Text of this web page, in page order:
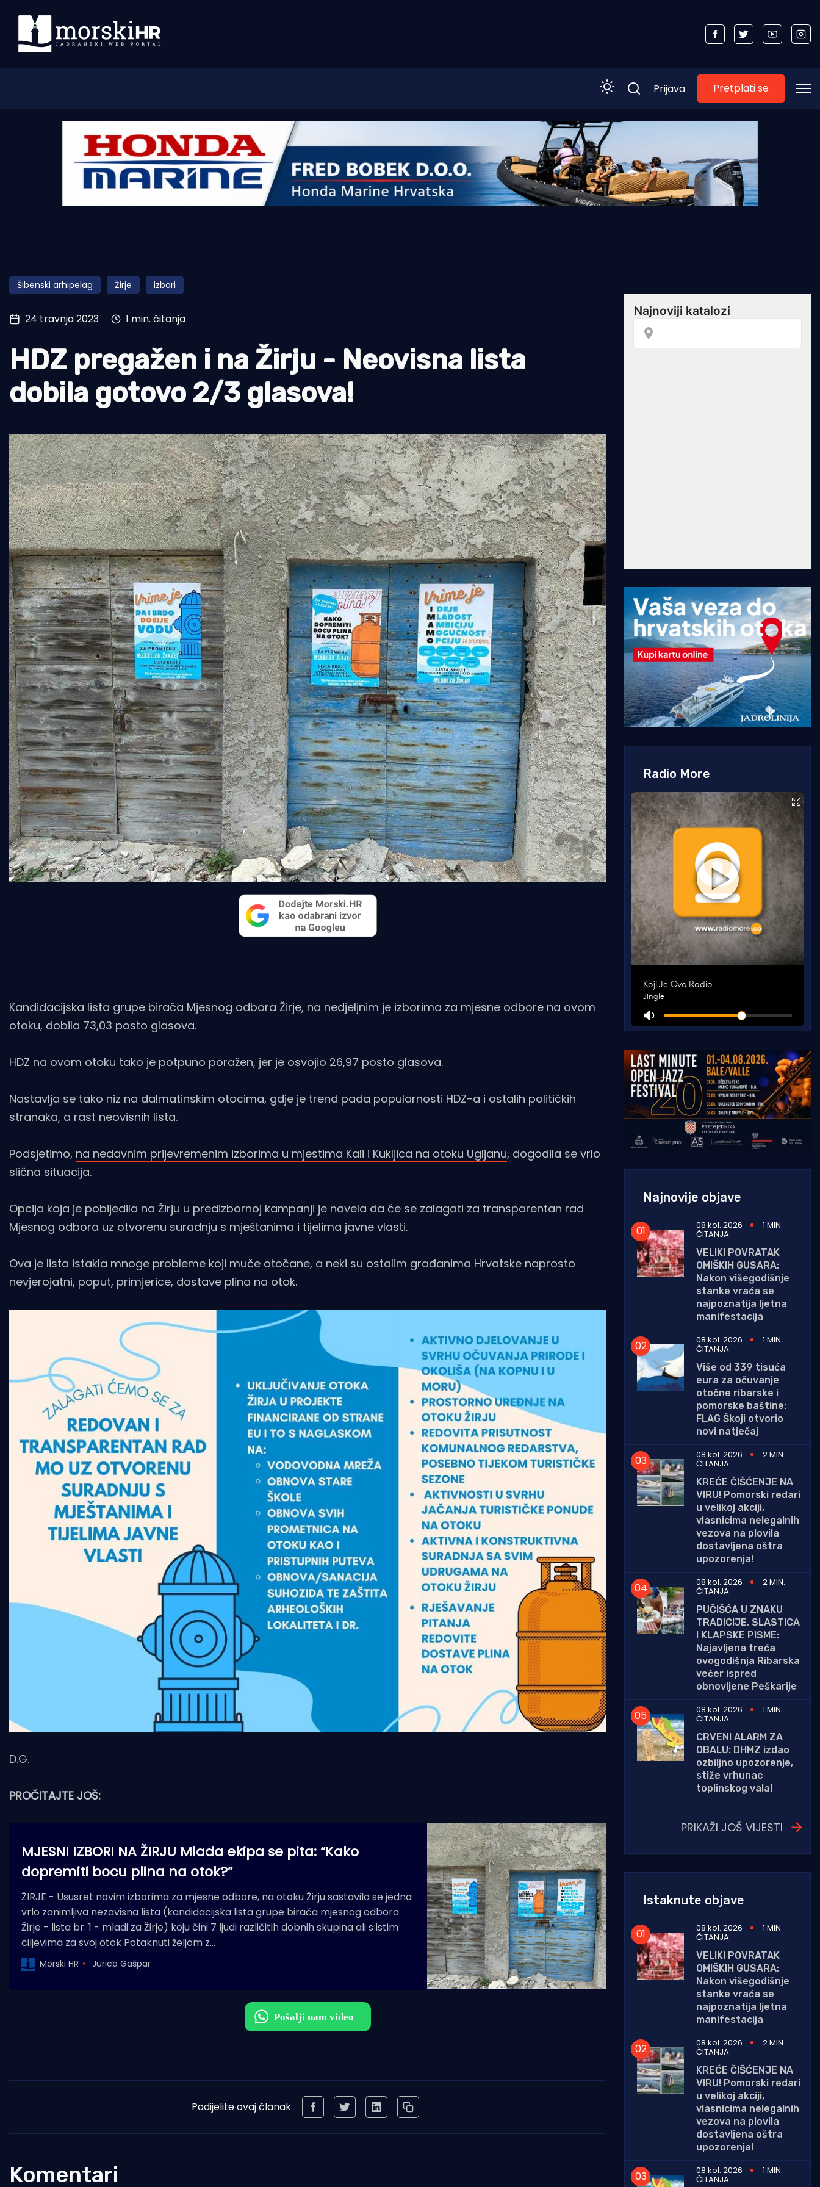
Morski plus
Pomorstvo
Ribolov
Tradicija i kultura
Prijava Pretplati se
Šibenski arhipelag Žirje izbori
24 travnja 2023 1 min. čitanja
HDZ pregažen i na Žirju - Neovisna lista
dobila gotovo 2/3 glasova!
Kandidacijska lista grupe birača Mjesnog odbora Žirje, na nedjeljnim je izborima za mjesne odbore na ovom
otoku, dobila 73,03 posto glasova.
HDZ na ovom otoku tako je potpuno poražen, jer je osvojio 26,97 posto glasova.
Nastavlja se tako niz na dalmatinskim otocima, gdje je trend pada popularnosti HDZ-a i ostalih političkih
stranaka, a rast neovisnih lista.
Podsjetimo, na nedavnim prijevremenim izborima u mjestima Kali i Kukljica na otoku Ugljanu, dogodila se vrlo
slična situacija.
Opcija koja je pobijedila na Žirju u predizbornoj kampanji je navela da će se zalagati za transparentan rad
Mjesnog odbora uz otvorenu suradnju s mještanima i tijelima javne vlasti.
Ova je lista istakla mnoge probleme koji muče otočane, a neki su ostalim građanima Hrvatske naprosto
nevjerojatni, poput, primjerice, dostave plina na otok.
D.G.
PROČITAJTE JOŠ:
MJESNI IZBORI NA ŽIRJU Mlada ekipa se pita: “Kako
dopremiti bocu plina na otok?”
ŽIRJE - Ususret novim izborima za mjesne odbore, na otoku Žirju sastavila se jedna
vrlo zanimljiva nezavisna lista (kandidacijska lista grupe birača mjesnog odbora
Žirje - lista br. 1 - mladi za Žirje) koju čini 7 ljudi različitih dobnih skupina ali s istim
ciljevima za svoj otok Potaknuti željom z…
Morski HR Jurica Gašpar
Podijelite ovaj članak
Komentari
Radio More
Najnovije objave
08 kol. 2026 1 MIN.
ČITANJA
VELIKI POVRATAK
OMIŠKIH GUSARA:
Nakon višegodišnje
stanke vraća se
najpoznatija ljetna
manifestacija
08 kol. 2026
1 MIN.
ČITANJA
Više od 339 tisuća
eura za očuvanje
otočne ribarske i
pomorske baštine:
FLAG Škoji otvorio
novi natječaj
08 kol. 2026
2 MIN.
ČITANJA
KREĆE ČIŠĆENJE NA
VIRU! Pomorski redari
u velikoj akciji,
vlasnicima nelegalnih
vezova na plovila
dostavljena oštra
upozorenja!
08 kol. 2026
2 MIN.
ČITANJA
PUČIŠĆA U ZNAKU
TRADICIJE, SLASTICA
I KLAPSKE PISME:
Najavljena treća
ovogodišnja Ribarska
večer ispred
obnovljene Peškarije
08 kol. 2026
1 MIN.
ČITANJA
CRVENI ALARM ZA
OBALU: DHMZ izdao
ozbiljno upozorenje,
stiže vrhunac
toplinskog vala!
PRIKAŽI JOŠ VIJESTI
Istaknute objave
08 kol. 2026 1 MIN.
ČITANJA
VELIKI POVRATAK
OMIŠKIH GUSARA:
Nakon višegodišnje
stanke vraća se
najpoznatija ljetna
manifestacija
08 kol. 2026
2 MIN.
ČITANJA
KREĆE ČIŠĆENJE NA
VIRU! Pomorski redari
u velikoj akciji,
vlasnicima nelegalnih
vezova na plovila
dostavljena oštra
upozorenja!
08 kol. 2026
1 MIN.
ČITANJA